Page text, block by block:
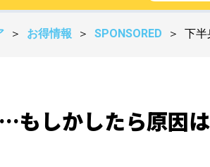
＞ お得情報 ＞ SPONSORED ＞ 下半
もしかしたら原因